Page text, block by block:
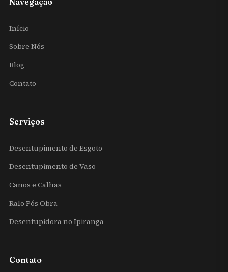
Início
Sobre Nós
Blog
Contato
Serviços
Desentupimento de Esgoto
Desentupimento de Vaso
Canos e Calhas
Ralo Pós Obra
Desentupidora no Ipiranga
Contato